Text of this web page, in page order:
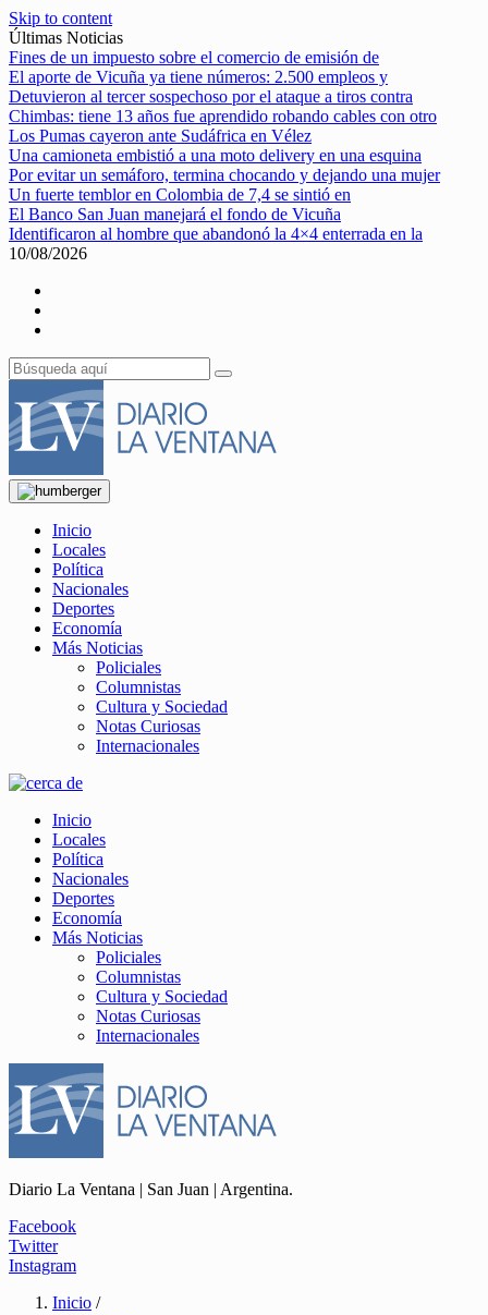
Skip to content
Últimas Noticias
Fines de un impuesto sobre el comercio de emisión de
El aporte de Vicuña ya tiene números: 2.500 empleos y
Detuvieron al tercer sospechoso por el ataque a tiros contra
Chimbas: tiene 13 años fue aprendido robando cables con otro
Los Pumas cayeron ante Sudáfrica en Vélez
Una camioneta embistió a una moto delivery en una esquina
Por evitar un semáforo, termina chocando y dejando una mujer
Un fuerte temblor en Colombia de 7,4 se sintió en
El Banco San Juan manejará el fondo de Vicuña
Identificaron al hombre que abandonó la 4×4 enterrada en la
10/08/2026
Inicio
Locales
Política
Nacionales
Deportes
Economía
Más Noticias
Policiales
Columnistas
Cultura y Sociedad
Notas Curiosas
Internacionales
Inicio
Locales
Política
Nacionales
Deportes
Economía
Más Noticias
Policiales
Columnistas
Cultura y Sociedad
Notas Curiosas
Internacionales
Diario La Ventana | San Juan | Argentina.
Facebook
Twitter
Instagram
Inicio /